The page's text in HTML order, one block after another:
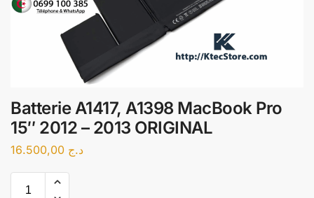
Batterie A1417, A1398 MacBook Pro
15″ 2012 – 2013 ORIGINAL
د.ج